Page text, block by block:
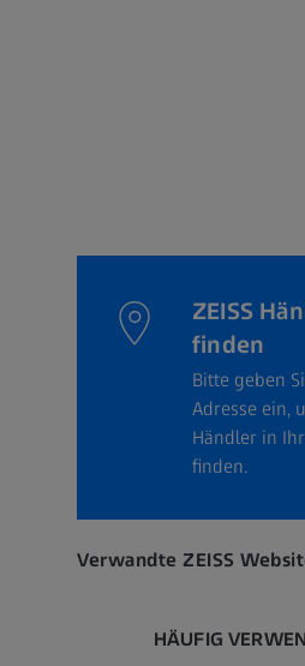
ZEISS
finden
Bitte geben
Adresse ein,
Händler in
finden.
Verwandte ZEISS
HÄUFIG